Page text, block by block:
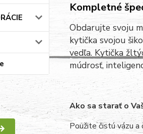
Kompletné
Obdarujte svoju
kytička svojou
vedľa. Kytička
múdrosť,
Ako sa starať o
Použite čistú vázu